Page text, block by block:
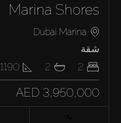
Marina Shores
Dubai Marina
شقة
2
2
1190
AED 3,950,000